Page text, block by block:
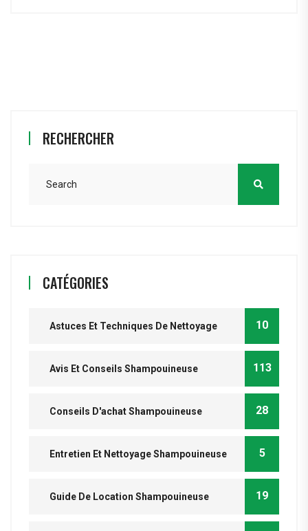
RECHERCHER
CATÉGORIES
Astuces Et Techniques De Nettoyage 10
Avis Et Conseils Shampouineuse 113
Conseils D'achat Shampouineuse 28
Entretien Et Nettoyage Shampouineuse 5
Guide De Location Shampouineuse 19